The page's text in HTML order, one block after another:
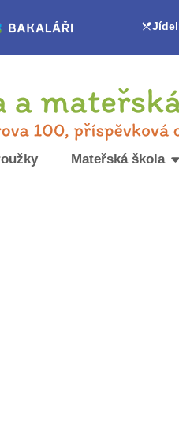
Mateřská škola